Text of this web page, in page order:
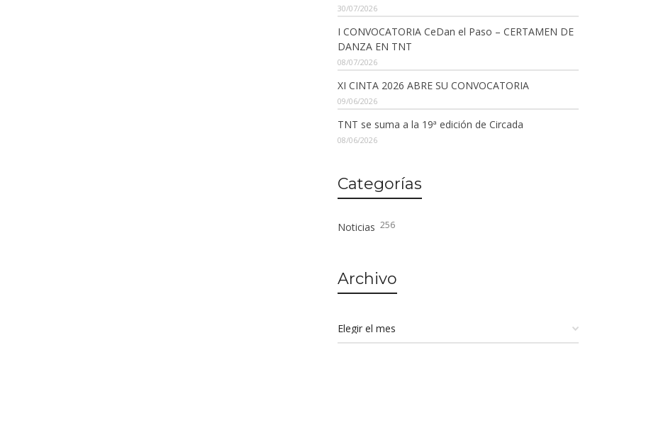
30/07/2026
I CONVOCATORIA CeDan el Paso – CERTAMEN DE
DANZA EN TNT
08/07/2026
XI CINTA 2026 ABRE SU CONVOCATORIA
09/06/2026
TNT se suma a la 19ª edición de Circada
08/06/2026
Categorías
Noticias 256
Archivo